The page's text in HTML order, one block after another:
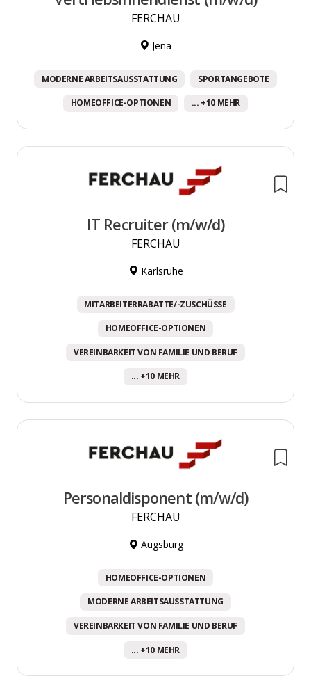
FERCHAU
Jena
MODERNE ARBEITSAUSSTATTUNG SPORTANGEBOTE
HOMEOFFICE-OPTIONEN ... +10 MEHR
IT Recruiter (m/w/d)
FERCHAU
Karlsruhe
MITARBEITERRABATTE/-ZUSCHÜSSE
HOMEOFFICE-OPTIONEN
VEREINBARKEIT VON FAMILIE UND BERUF
... +10 MEHR
Personaldisponent (m/w/d)
FERCHAU
Augsburg
HOMEOFFICE-OPTIONEN
MODERNE ARBEITSAUSSTATTUNG
VEREINBARKEIT VON FAMILIE UND BERUF
... +10 MEHR